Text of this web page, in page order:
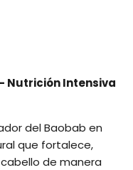
Nutrición Intensiva
del Baobab en
que fortalece,
de manera